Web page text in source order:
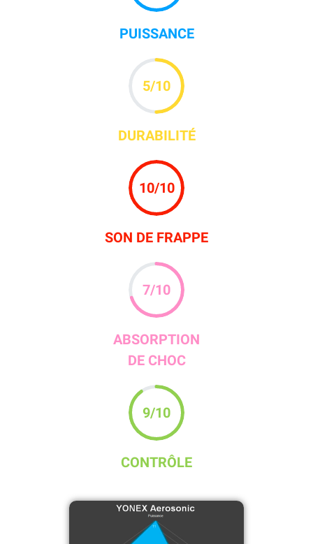
PUISSANCE
5/10
DURABILITÉ
10/10
SON DE FRAPPE
7/10
ABSORPTION
DE CHOC
9/10
CONTRÔLE